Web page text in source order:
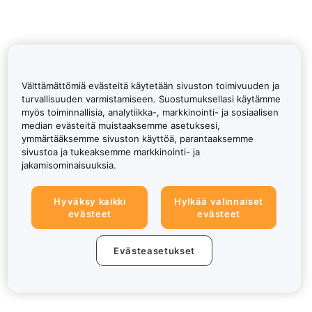
Välttämättömiä evästeitä käytetään sivuston toimivuuden ja
turvallisuuden varmistamiseen. Suostumuksellasi käytämme
myös toiminnallisia, analytiikka-, markkinointi- ja sosiaalisen
median evästeitä muistaaksemme asetuksesi,
ymmärtääksemme sivuston käyttöä, parantaaksemme
sivustoa ja tukeaksemme markkinointi- ja
jakamisominaisuuksia.
Hyväksy kaikki
evästeet
Hylkää valinnaiset
evästeet
Evästeasetukset